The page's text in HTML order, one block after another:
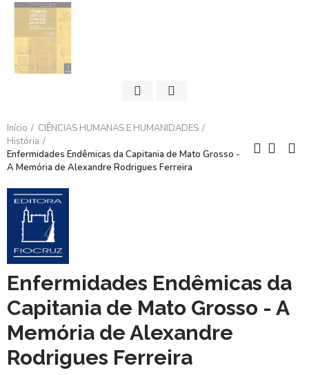
Início
CIÊNCIAS HUMANAS E HUMANIDADES
História
Enfermidades Endêmicas da Capitania de Mato Grosso -
A Memória de Alexandre Rodrigues Ferreira
Enfermidades Endêmicas da
Capitania de Mato Grosso - A
Memória de Alexandre
Rodrigues Ferreira